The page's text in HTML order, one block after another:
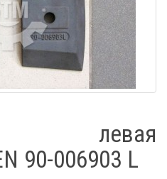
левая
90-006903 L